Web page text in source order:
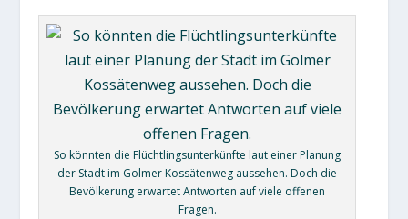
So könnten die Flüchtlingsunterkünfte laut einer Planung
der Stadt im Golmer Kossätenweg aussehen. Doch die
Bevölkerung erwartet Antworten auf viele offenen
Fragen.